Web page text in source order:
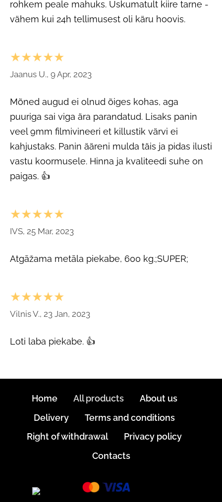
rohkem peale mahuks. Uskumatult kiire tarne -
vähem kui 24h tellimusest oli käru hoovis.
★★★★★
Jaanus U., 9 Apr, 2023
Mõned augud ei olnud õiges kohas, aga
puuriga sai viga ära parandatud. Lisaks panin
veel 9mm filmivineeri et killustik värvi ei
kahjustaks. Panin ääreni mulda täis ja pidas ilusti
vastu koormusele. Hinna ja kvaliteedi suhe on
paigas. 👍
★★★★★
IVS, 25 Mar, 2023
Atgāžama metāla piekabe, 600 kg.;SUPER;
★★★★★
Vilnis V., 23 Jan, 2023
Loti laba piekabe. 👍
Home All products
About us
Delivery
Terms and conditions
Right of withdrawal
Privacy policy
Contacts